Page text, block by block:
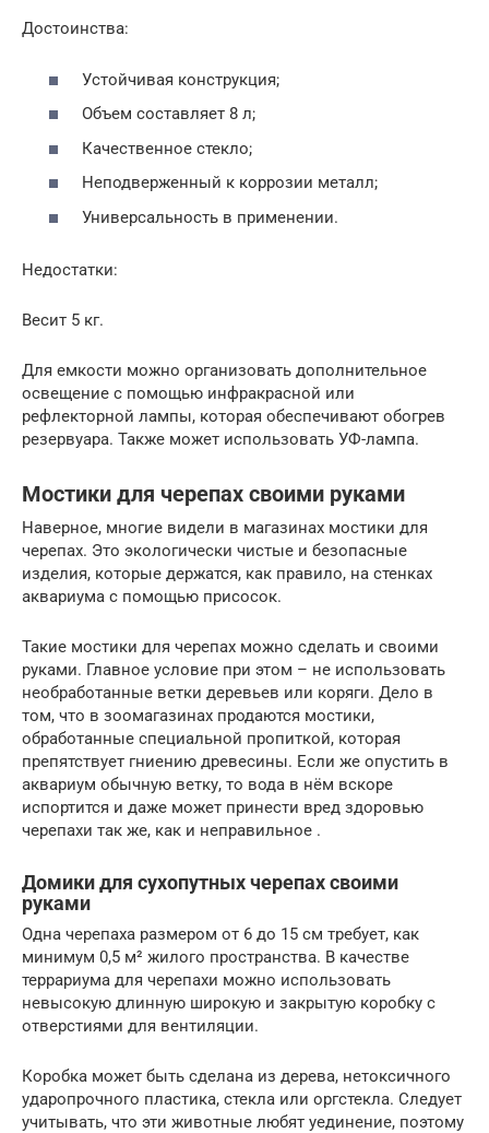
Достоинства:
Устойчивая конструкция;
Объем составляет 8 л;
Качественное стекло;
Неподверженный к коррозии металл;
Универсальность в применении.
Недостатки:
Весит 5 кг.
Для емкости можно организовать дополнительное
освещение с помощью инфракрасной или
рефлекторной лампы, которая обеспечивают обогрев
резервуара. Также может использовать УФ-лампа.
Мостики для черепах своими руками
Наверное, многие видели в магазинах мостики для
черепах. Это экологически чистые и безопасные
изделия, которые держатся, как правило, на стенках
аквариума с помощью присосок.
Такие мостики для черепах можно сделать и своими
руками. Главное условие при этом – не использовать
необработанные ветки деревьев или коряги. Дело в
том, что в зоомагазинах продаются мостики,
обработанные специальной пропиткой, которая
препятствует гниению древесины. Если же опустить в
аквариум обычную ветку, то вода в нём вскоре
испортится и даже может принести вред здоровью
черепахи так же, как и неправильное .
Домики для сухопутных черепах своими
руками
Одна черепаха размером от 6 до 15 см требует, как
минимум 0,5 м² жилого пространства. В качестве
террариума для черепахи можно использовать
невысокую длинную широкую и закрытую коробку с
отверстиями для вентиляции.
Коробка может быть сделана из дерева, нетоксичного
ударопрочного пластика, стекла или оргстекла. Следует
учитывать, что эти животные любят уединение, поэтому